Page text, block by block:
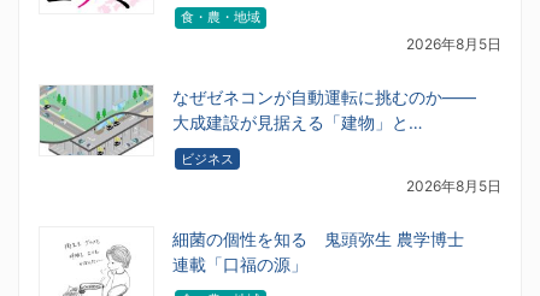
食・農・地域
2026年8月5日
なぜゼネコンが自動運転に挑むのか――
大成建設が見据える「建物」と…
ビジネス
2026年8月5日
細菌の個性を知る 鬼頭弥生 農学博士
連載「口福の源」